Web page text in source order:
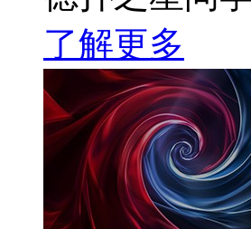
了解更多